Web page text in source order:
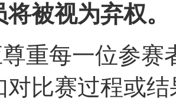
被视为弃权。
重每一位参
对比赛过程或